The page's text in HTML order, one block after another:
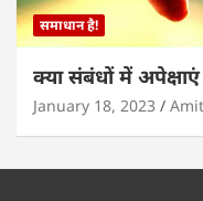
समाधान है!
क्या संबंधों में
January 18, 2023